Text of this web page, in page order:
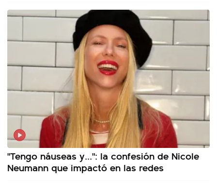
"Tengo náuseas y...": la confesión de Nicole
Neumann que impactó en las redes